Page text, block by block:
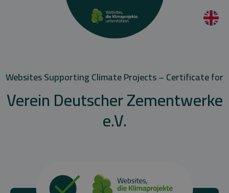
Websites Supporting Climate Projects – Certificate for
Verein Deutscher Zementwerke
e.V.